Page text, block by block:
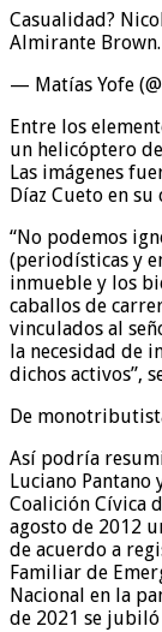
Casualidad?
Almirante
— Matías Yofe
Entre los
un helicóptero
Las imágenes
Díaz Cueto en
“No podemos
(periodísticas y
inmueble y los
caballos de
vinculados al
la necesidad de
dichos activos”,
De
Así podría
Luciano Pantano
Coalición Cívica
agosto de 2012
de acuerdo a
Familiar de
Nacional en la
de 2021 se jubiló